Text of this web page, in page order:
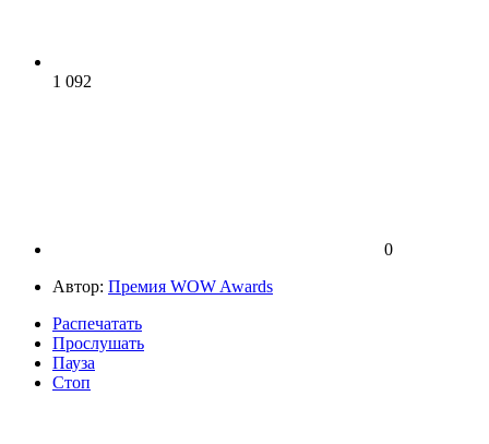
1 092
0
Автор: Премия WOW Awards
Распечатать
Прослушать
Пауза
Стоп